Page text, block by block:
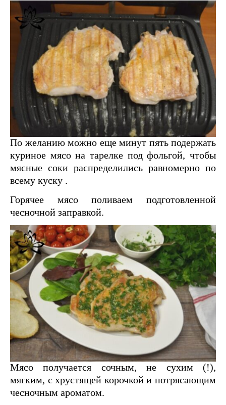
По желанию можно еще минут пять подержать
куриное мясо на тарелке под фольгой, чтобы
мясные соки распределились равномерно по
всему куску .
Горячее мясо поливаем подготовленной
чесночной заправкой.
Мясо получается сочным, не сухим (!),
мягким, с хрустящей корочкой и потрясающим
чесночным ароматом.